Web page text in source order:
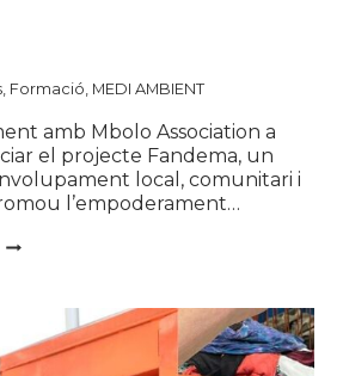
, Formació, MEDI AMBIENT
amb Mbolo Association a
el projecte Fandema, un
local, comunitari i
l’empoderament…
FANDEMA,
COOPERACIÓ